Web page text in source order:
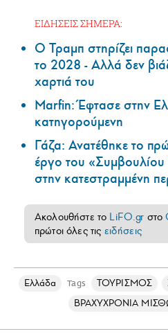
ΕΙΔΗΣΕΙΣ ΣΗΜΕΡΑ:
Ο Τραμπ στηρίζει
το 2028 - Αλλά δεν
χαρτιά του
Marfin: Έφτασε στην
κατηγορούμενη
Γάζα: Ανατέθηκε το
έργο του «Συμβουλίου
στην κατεστραμμένη
Ακολουθήστε το LiFO.gr στο
πρώτοι όλες τις ειδήσεις
Ελλάδα Tags ΤΟΥΡΙΣΜΟΣ
ΒΡΑΧΥΧΡΟΝΙΑ